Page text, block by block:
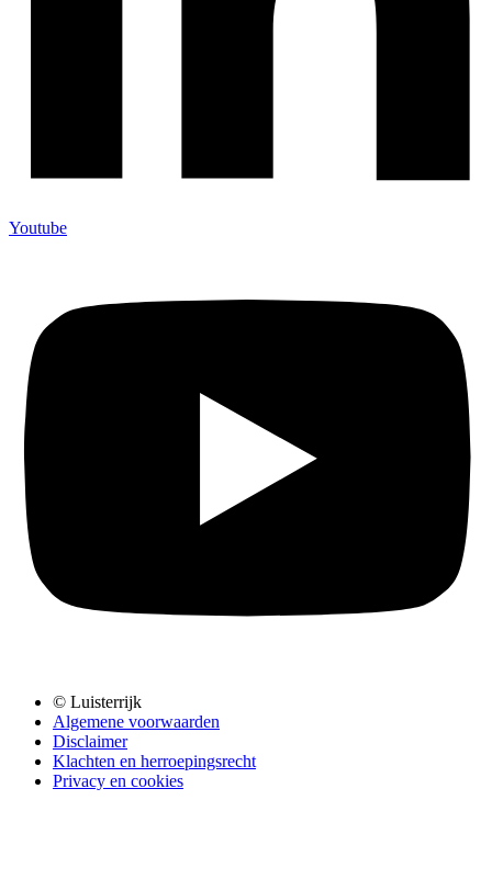
Youtube
© Luisterrijk
Algemene voorwaarden
Disclaimer
Klachten en herroepingsrecht
Privacy en cookies